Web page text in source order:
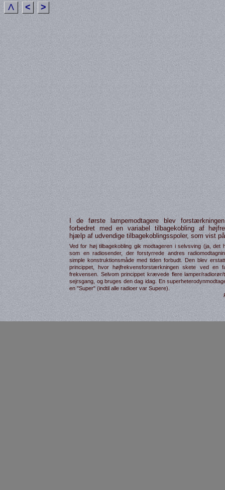
Λ < >
I de første lampemodtagere blev
forbedret med en variabel tilbage­kobling af
hjælp af udvendige tilbage­koblings­spoler, som vist
Ved for høj tilbage­kobling gik modtageren i selvsving (ja, det
som en radiosender, der for­styr­rede andres
simple konstruk­tions­måde med tiden forbudt. Den blev
princippet, hvor høj­frekvens­forstærk­ningen skete ved en
frekvensen. Selvom princippet krævede flere lamper/
sejrsgang, og bruges den dag idag. En
en "Super" (indtil alle radioer var Supere).